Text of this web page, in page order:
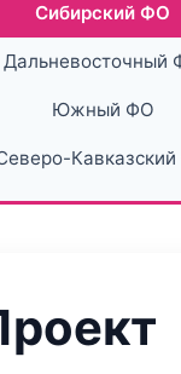
Сибирский ФО
Дальневосточный
Южный ФО